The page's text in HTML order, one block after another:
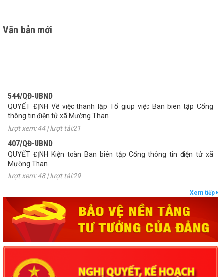
Văn bản mới
QUYẾT ĐỊNH Về việc thành lập Tổ giúp việc Ban biên tập Cổng
thông tin điện tử xã Mường Than
lượt xem: 44 | lượt tải:21
QUYẾT ĐỊNH Kiện toàn Ban biên tập Cổng thông tin điện tử xã
Mường Than
lượt xem: 48 | lượt tải:29
Nghị quyết Thông qua chủ trương sắp xếp đơn vị hành chính cấp xã
của tỉnh Lai Châu năm 2025
lượt xem: 88 | lượt tải:54
1670/NQ-UBTVQH15
Nghị quyết số 1670/NQ-UBTVQH15 của ỦY BAN THƯỜNG VỤ
Lai Châu năm 2025
lượt xem: 69 | lượt tải:48
Xem tiếp